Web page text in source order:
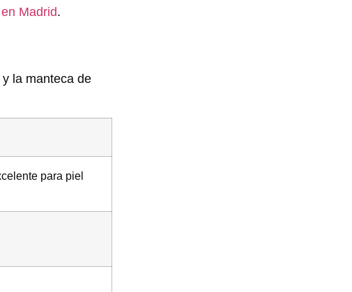
Madrid.
la manteca de
para piel